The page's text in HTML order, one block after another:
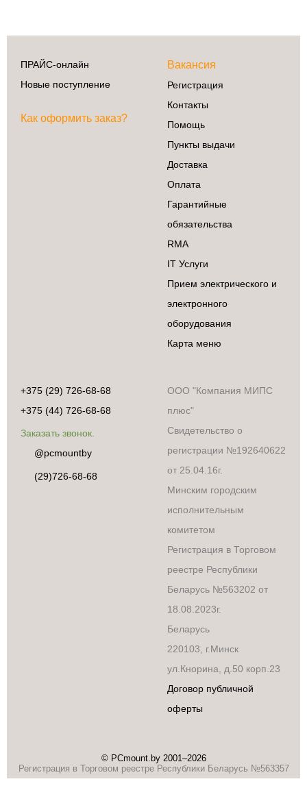
ПРАЙС-онлайн
Новые поступление
Как оформить заказ?
Вакансия
Регистрация
Контакты
Помощь
Пункты выдачи
Доставка
Оплата
Гарантийные
обязательства
RMA
IT Услуги
Прием электрического и
электронного
оборудования
Карта меню
+375 (29) 726-68-68
+375 (44) 726-68-68
Заказать звонок.
@pcmountby
(29)726-68-68
ООО "Компания МИПС
плюс"
Свидетельство о
регистрации №192640622
от 25.04.16г.
Минским городским
исполнительным
комитетом
Регистрация в Торговом
реестре Республики
Беларусь №563202 от
18.08.2023г.
Беларусь
220103, г.Минск
ул.Кнорина, д.50 корп.23
Договор публичной
оферты
© PCmount.by 2001–2026
Регистрация в Торговом реестре Республики Беларусь №563357